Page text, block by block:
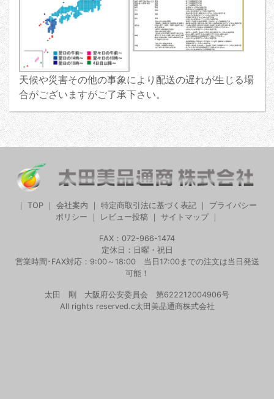
天候や災害その他の事象により配送の遅れが生じる場
合がございますがご了承下さい。
TOP 会社案内 特定商取引法に基づく表記
プライバシー
ポリシー
レビュー投稿｜ サイトマップ｜
FAX：072-966-1474
定休日：日曜・祝日
営業時間･FAX対応：9:00～18:00 当日17:00までの注文は当日発送
可能！
太田 剛 大阪府公安委員会 第622212004906号
All rights reserved.c太田美品通商株式会社